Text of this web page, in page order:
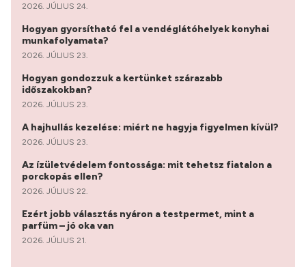
2026. JÚLIUS 24.
Hogyan gyorsítható fel a vendéglátóhelyek konyhai
munkafolyamata?
2026. JÚLIUS 23.
Hogyan gondozzuk a kertünket szárazabb
időszakokban?
2026. JÚLIUS 23.
A hajhullás kezelése: miért ne hagyja figyelmen kívül?
2026. JÚLIUS 23.
Az ízületvédelem fontossága: mit tehetsz fiatalon a
porckopás ellen?
2026. JÚLIUS 22.
Ezért jobb választás nyáron a testpermet, mint a
parfüm – jó oka van
2026. JÚLIUS 21.